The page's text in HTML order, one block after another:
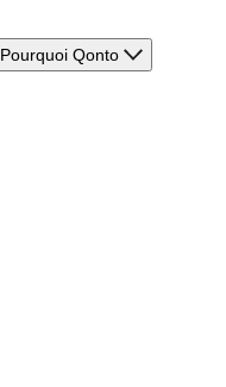
Pourquoi Qonto